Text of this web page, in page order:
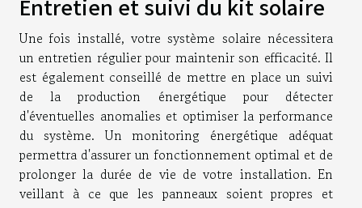
Entretien et suivi du kit solaire
Une fois installé, votre système solaire nécessitera
un entretien régulier pour maintenir son efficacité. Il
est également conseillé de mettre en place un suivi
de la production énergétique pour détecter
d'éventuelles anomalies et optimiser la performance
du système. Un monitoring énergétique adéquat
permettra d'assurer un fonctionnement optimal et de
prolonger la durée de vie de votre installation. En
veillant à ce que les panneaux soient propres et